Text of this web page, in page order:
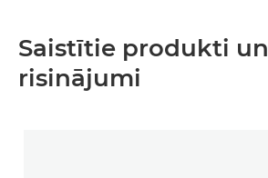
Saistītie produkti un
risinājumi